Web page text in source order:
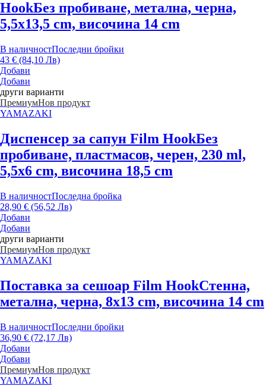
HookБез пробиване, метална, черна,
5,5x13,5 cm, височина 14 cm
В наличностПоследни бройки
43 € (84,10 Лв)
Добави
Добави
други варианти
ПремиумНов продукт
YAMAZAKI
Диспенсер за сапун Film HookБез
пробиване, пластмасов, черен, 230 ml,
5,5x6 cm, височина 18,5 cm
В наличностПоследна бройка
28,90 € (56,52 Лв)
Добави
Добави
други варианти
ПремиумНов продукт
YAMAZAKI
Поставка за сешоар Film HookСтенна,
метална, черна, 8x13 cm, височина 14 cm
В наличностПоследни бройки
36,90 € (72,17 Лв)
Добави
Добави
ПремиумНов продукт
YAMAZAKI